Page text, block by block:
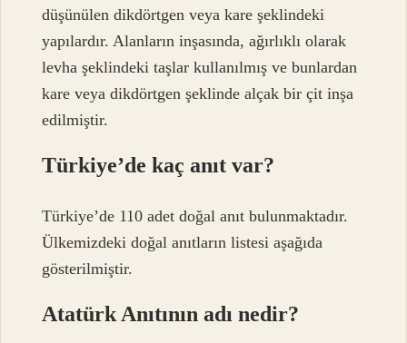
düşünülen dikdörtgen veya kare şeklindeki
yapılardır. Alanların inşasında, ağırlıklı olarak
levha şeklindeki taşlar kullanılmış ve bunlardan
kare veya dikdörtgen şeklinde alçak bir çit inşa
edilmiştir.
Türkiye’de kaç anıt var?
Türkiye’de 110 adet doğal anıt bulunmaktadır.
Ülkemizdeki doğal anıtların listesi aşağıda
gösterilmiştir.
Atatürk Anıtının adı nedir?